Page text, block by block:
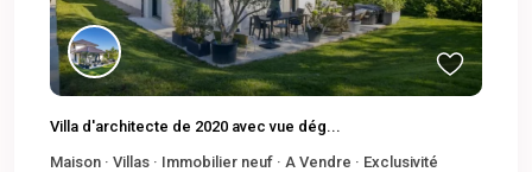
Villa d'architecte de 2020 avec vue dég...
Maison · Villas · Immobilier neuf · A Vendre · Exclusivité